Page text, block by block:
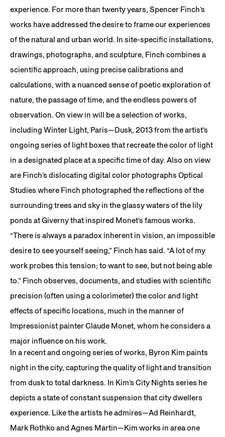
experience. For more than twenty years, Spencer Finch’s
works have addressed the desire to frame our experiences
of the natural and urban world. In site-specific installations,
drawings, photographs, and sculpture, Finch combines a
scientific approach, using precise calibrations and
calculations, with a nuanced sense of poetic exploration of
nature, the passage of time, and the endless powers of
observation. On view in will be a selection of works,
including Winter Light, Paris—Dusk, 2013 from the artist’s
ongoing series of light boxes that recreate the color of light
in a designated place at a specific time of day. Also on view
are Finch’s dislocating digital color photographs Optical
Studies where Finch photographed the reflections of the
surrounding trees and sky in the glassy waters of the lily
ponds at Giverny that inspired Monet’s famous works.
“There is always a paradox inherent in vision, an impossible
desire to see yourself seeing,” Finch has said. “A lot of my
work probes this tension; to want to see, but not being able
to.” Finch observes, documents, and studies with scientific
precision (often using a colorimeter) the color and light
effects of specific locations, much in the manner of
Impressionist painter Claude Monet, whom he considers a
major influence on his work.
In a recent and ongoing series of works, Byron Kim paints
night in the city, capturing the quality of light and transition
from dusk to total darkness. In Kim’s City Nights series he
depicts a state of constant suspension that city dwellers
experience. Like the artists he admires—Ad Reinhardt,
Mark Rothko and Agnes Martin—Kim works in area one